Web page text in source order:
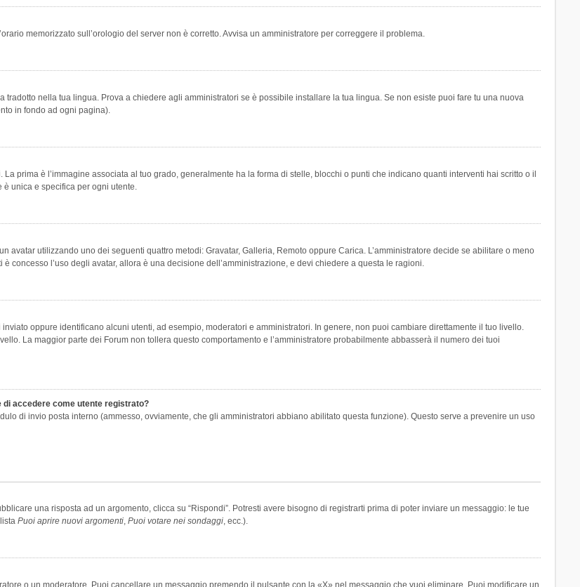
memorizzato sull’orologio del server non è corretto. Avvisa un amministratore per correggere il problema.
nella tua lingua. Prova a chiedere agli amministratori se è possibile installare la tua lingua. Se non esiste puoi fare tu una nuova
in fondo ad ogni pagina).
prima è l’immagine associata al tuo grado, generalmente ha la forma di stelle, blocchi o punti che indicano quanti interventi hai scritto o il
è unica e specifica per ogni utente.
avatar utilizzando uno dei seguenti quattro metodi: Gravatar, Galleria, Remoto oppure Carica. L’amministratore decide se abilitare o meno
concesso l’uso degli avatar, allora è una decisione dell’amministrazione, e devi chiedere a questa le ragioni.
oppure identificano alcuni utenti, ad esempio, moderatori e amministratori. In genere, non puoi cambiare direttamente il tuo livello.
La maggior parte dei Forum non tollera questo comportamento e l’amministratore probabilmente abbasserà il numero dei tuoi
di accedere come utente registrato?
di invio posta interno (ammesso, ovviamente, che gli amministratori abbiano abilitato questa funzione). Questo serve a prevenire un uso
una risposta ad un argomento, clicca su “Rispondi”. Potresti avere bisogno di registrarti prima di poter inviare un messaggio: le tue
Puoi aprire nuovi argomenti, Puoi votare nei sondaggi, ecc.).
o un moderatore. Puoi cancellare un messaggio premendo il pulsante con la «X» nel messaggio che vuoi eliminare. Puoi modificare un